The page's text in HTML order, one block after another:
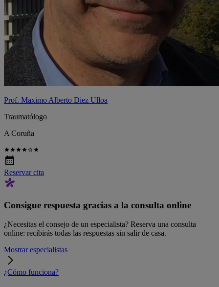
Prof. Maximo Alberto Diez Ulloa
Traumatólogo
A Coruña
Reservar cita
Consigue respuesta gracias a la consulta online
¿Necesitas el consejo de un especialista? Reserva una consulta
online: recibirás todas las respuestas sin salir de casa.
Mostrar especialistas
¿Cómo funciona?